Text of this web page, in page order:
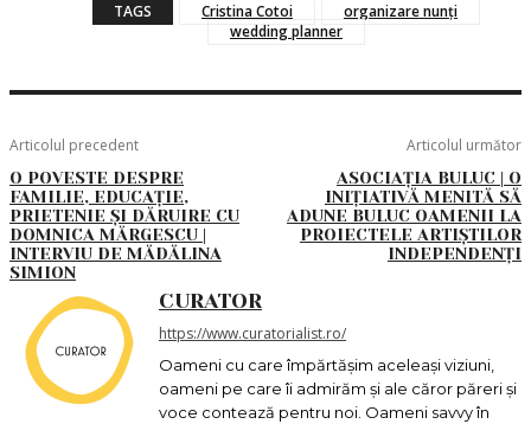
TAGS Cristina Cotoi
organizare nunți
wedding planner
Articolul precedent
O POVESTE DESPRE
FAMILIE, EDUCAȚIE,
PRIETENIE ȘI DĂRUIRE CU
DOMNICA MĂRGESCU |
INTERVIU DE MĂDĂLINA
SIMION
Articolul următor
ASOCIAȚIA BULUC | O
INIȚIATIVĂ MENITĂ SĂ
ADUNE BULUC OAMENII LA
PROIECTELE ARTIȘTILOR
INDEPENDENȚI
CURATOR
https://www.curatorialist.ro/
Oameni cu care împărtășim aceleași viziuni,
oameni pe care îi admirăm și ale căror păreri și
voce contează pentru noi. Oameni savvy în